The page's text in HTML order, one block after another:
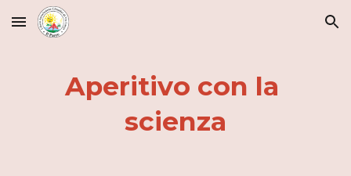
Skip to main content Skip to navigation
Aperitivo con la
scienza